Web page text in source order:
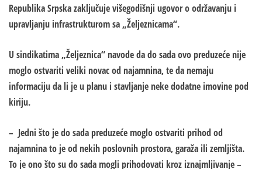
Republika Srpska zaključuje višegodišnji ugovor o održavanju i
upravljanju infrastrukturom sa „Željeznicama“.
U sindikatima „Željeznica“ navode da do sada ovo preduzeće nije
moglo ostvariti veliki novac od najamnina, te da nemaju
informaciju da li je u planu i stavljanje neke dodatne imovine pod
kiriju.
– Jedni što je do sada preduzeće moglo ostvariti prihod od
najamnina to je od nekih poslovnih prostora, garaža ili zemljišta.
To je ono što su do sada mogli prihodovati kroz iznajmljivanje –